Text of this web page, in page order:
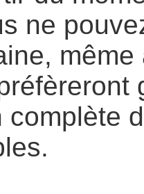
ne
complète